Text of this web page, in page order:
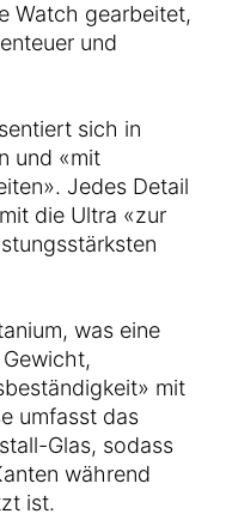
Watch gearbeitet,
und
sich in
und «mit
Jedes Detail
die Ultra «zur
was eine
mit
umfasst das
Glas, sodass
während
ist.